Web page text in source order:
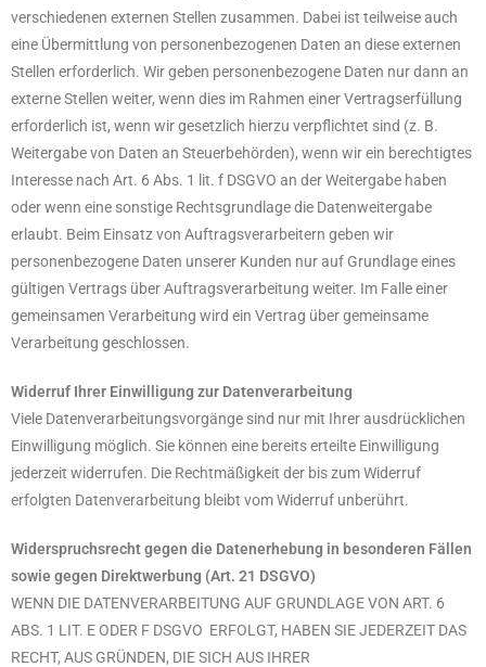
verschiedenen externen Stellen zusammen. Dabei ist teilweise auch
eine Übermittlung von personenbezogenen Daten an diese externen
Stellen erforderlich. Wir geben personenbezogene Daten nur dann an
externe Stellen weiter, wenn dies im Rahmen einer Vertragserfüllung
erforderlich ist, wenn wir gesetzlich hierzu verpflichtet sind (z. B.
Weitergabe von Daten an Steuerbehörden), wenn wir ein berechtigtes
Interesse nach Art. 6 Abs. 1 lit. f DSGVO an der Weitergabe haben
oder wenn eine sonstige Rechtsgrundlage die Datenweitergabe
erlaubt. Beim Einsatz von Auftragsverarbeitern geben wir
personenbezogene Daten unserer Kunden nur auf Grundlage eines
gültigen Vertrags über Auftragsverarbeitung weiter. Im Falle einer
gemeinsamen Verarbeitung wird ein Vertrag über gemeinsame
Verarbeitung geschlossen.
Widerruf Ihrer Einwilligung zur Datenverarbeitung
Viele Datenverarbeitungsvorgänge sind nur mit Ihrer ausdrücklichen
Einwilligung möglich. Sie können eine bereits erteilte Einwilligung
jederzeit widerrufen. Die Rechtmäßigkeit der bis zum Widerruf
erfolgten Datenverarbeitung bleibt vom Widerruf unberührt.
Widerspruchsrecht gegen die Datenerhebung in besonderen Fällen
sowie gegen Direktwerbung (Art. 21 DSGVO)
WENN DIE DATENVERARBEITUNG AUF GRUNDLAGE VON ART. 6
ABS. 1 LIT. E ODER F DSGVO ERFOLGT, HABEN SIE JEDERZEIT DAS
RECHT, AUS GRÜNDEN, DIE SICH AUS IHRER